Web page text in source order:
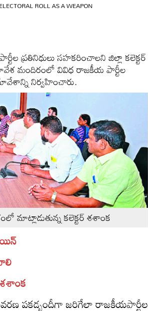
ROLL AS A WEAPON
ప్రతినిధులు సహకరించాలని జిల్లా కలెక్టర్‌
మందిరంలో వివిధ రాజకీయ పార్టీల
నిర్వహించారు.
మాట్లాడుతున్న కలెక్టర్‌ శశాంక
పకడ్బందీగా జరిగేలా రాజకీయపార్టీల